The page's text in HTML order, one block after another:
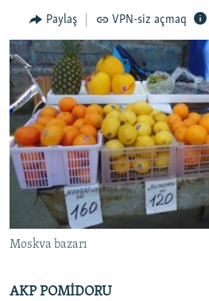
QANUNI DOĞRU
ARAŞDIRMA
MULTIMEDIA
VIDEO
FOTOQALEREYA
İNFOQRAFIKA
KARIKATURA
RADIO ARXIV
OXU ZALI
AZƏRBAYCAN ƏDƏBIYYATI KITABXANASI
İSLAM VƏ DEMOKRATIYA
İZ - MƏDƏNIYYƏT PROQRAMI
HAQQIMIZDA
MISSIYAMIZ
PEŞƏ ETIKASI VƏ JURNALISTIKA
MATERIALLARIMIZDAN ISTIFADƏ
AZADLIQRADIOSU MOBIL
BIZI IZLƏ
RFE/RL-in bütün saytları
Paylaş VPN-siz açmaq
Moskva bazarı
AKP POMİDORU